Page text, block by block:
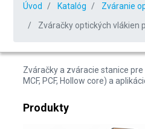
Úvod Katalóg
Zváranie
Zváračky optických vlákien
vlákien pre
laboratóriá
Zváračky a zváracie stanice pre
MCF, PCF, Hollow core) a
Produkty